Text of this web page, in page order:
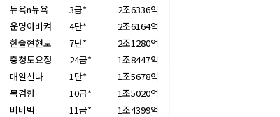
뉴욕n뉴욕
3급*
2조6336억
운명아비켜
4단*
2조6164억
한솔현현로
7단*
2조1280억
충청도요정
24급*
1조8447억
매일신나
1단*
1조5678억
목검향
10급*
1조5020억
비비빅
11급*
1조4399억